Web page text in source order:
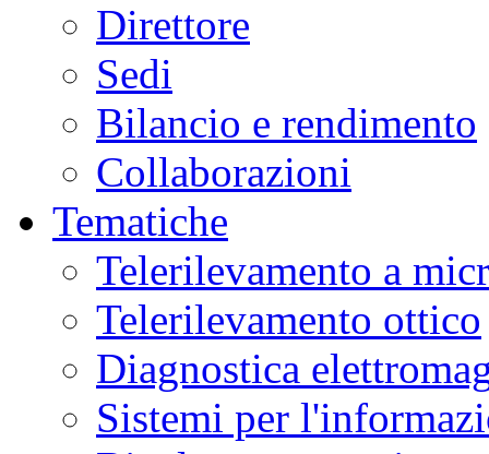
Direttore
Sedi
Bilancio e rendimento
Collaborazioni
Tematiche
Telerilevamento a
Telerilevamento ottico
Diagnostica
Sistemi per